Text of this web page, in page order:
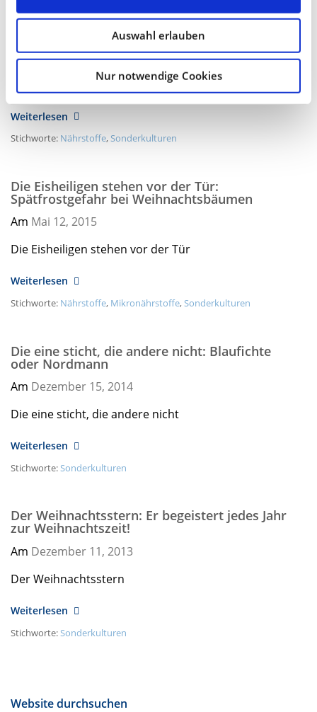
Auswahl erlauben
Nur notwendige Cookies
Primeln und Co.: Kalthaus-Kulturen im
AmFebruar 18,2016
Weiterlesen
Stichworte: Nährstoffe,Sonderkulturen
Die Eisheiligen stehen vor der Tür:
Spätfrostgefahr bei Weihnachtsbäumen
Am Mai 12, 2015
Die Eisheiligen stehen vor der Tür
Weiterlesen
Stichworte: Nährstoffe, Mikronährstoffe,Sonderkulturen
Die eine sticht, die andere nicht: Blaufichte
oder Nordmann
Am Dezember 15, 2014
Die eine sticht, die andere nicht
Weiterlesen
Stichworte:Sonderkulturen
Der Weihnachtsstern: Er begeistert jedes Jahr
zur Weihnachtszeit!
Am Dezember 11, 2013
Der Weihnachtsstern
Weiterlesen
Stichworte:Sonderkulturen
Website durchsuchen